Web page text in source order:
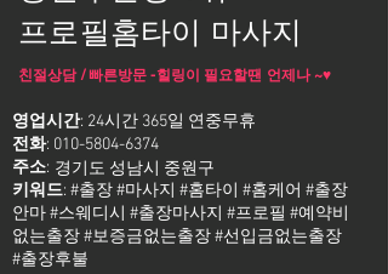
프로필홈타이 마사지
친절상담 / 빠른방문 -힐링이 필요할땐 언제나 ~♥
영업시간: 24시간 365일 연중무휴
전화: 010-5804-6374
주소:
키워드: #출장 #마사지 #홈타이 #홈케어 #출장
안마 #스웨디시 #출장마사지 #프로필 #예약비
없는출장 #보증금없는출장 #선입금없는출장
#출장후불
경기도 성남시 중원구